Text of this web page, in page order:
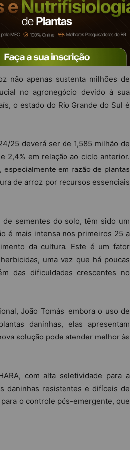
não apenas sustenta milhões de
no agronegócio devido à sua
o estado do Rio Grande do Sul é
25 deverá ser de 1,585 milhão de
2,4% em relação ao ciclo anterior.
em razão de plantas
de arroz por recursos essenciais
sementes do solo, têm sido um
é mais intensa nos primeiros 25 a
da cultura. Este é um fator
uma vez que há poucas
das dificuldades crescentes no
João Tomás, embora o uso de
daninhas, elas apresentam
solução pode atender melhor às
com alta seletividade para a
daninhas resistentes e difíceis de
o controle pós-emergente, que